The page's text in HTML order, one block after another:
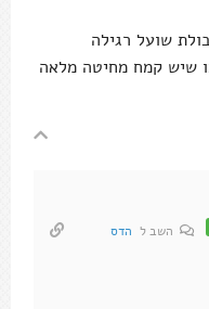
שועל רגילה
שיש קמח מחיטה מלאה
השב ל הדס